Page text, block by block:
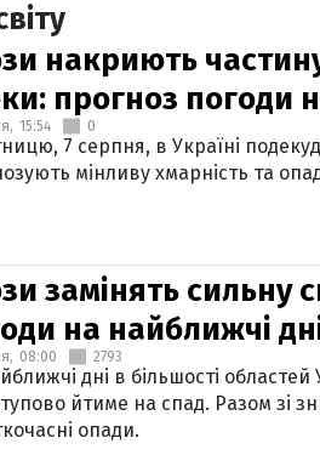
накриють
прогноз погоди
15:54 0
7 серпня, в Україні
мінливу хмарність та
замінять сильну
на найближчі
08:00 2793
дні в більшості
йтиме на спад. Разом зі
опади.